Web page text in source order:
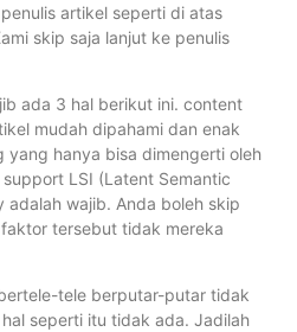
artikel seperti di atas
skip saja lanjut ke penulis
ada 3 hal berikut ini. content
mudah dipahami dan enak
hanya bisa dimengerti oleh
LSI (Latent Semantic
adalah wajib. Anda boleh skip
tersebut tidak mereka
tele berputar-putar tidak
seperti itu tidak ada. Jadilah